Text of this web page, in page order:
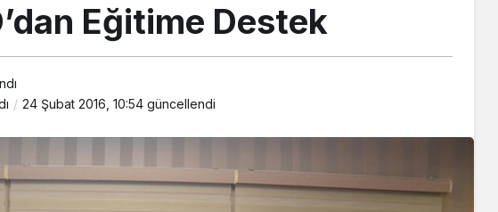
Eğitime Destek
24 Şubat 2016, 10:54 güncellendi